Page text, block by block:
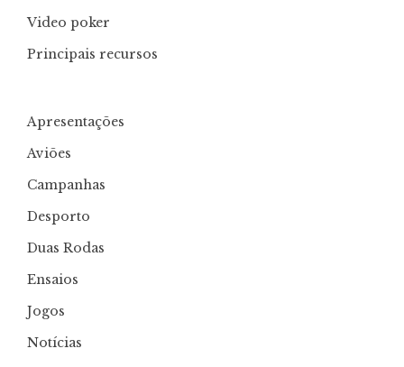
Video poker
Principais recursos
Apresentações
Aviões
Campanhas
Desporto
Duas Rodas
Ensaios
Jogos
Notícias